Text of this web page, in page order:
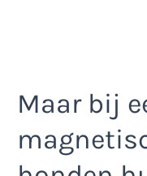
Maar bij